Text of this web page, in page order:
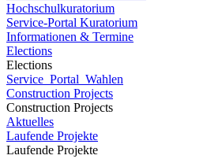
Hochschulkuratorium
Service-Portal Kuratorium
Informationen & Termine
Elections
Elections
Service_Portal_Wahlen
Construction Projects
Construction Projects
Aktuelles
Laufende Projekte
Laufende Projekte